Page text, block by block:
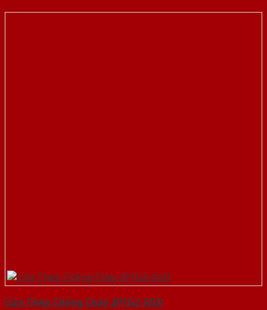
Cửa Thép Chống Cháy 2P1G2-SGD